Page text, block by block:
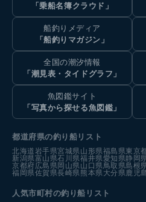
「乗船名簿クラウド」
船釣りメディア
「船釣りマガジン」
全国の潮汐情報
「潮見表・タイドグラフ」
魚図鑑サイト
「写真から探せる魚図鑑」
都道府県の釣り船リスト
北海道岩手県宮城県山形県福島県東京
新潟県富山県石川県福井県愛知県静岡
京都府広島県岡山県山口県鳥取県島根
福岡県佐賀県長崎県熊本県大分県鹿児
人気市町村の釣り船リスト